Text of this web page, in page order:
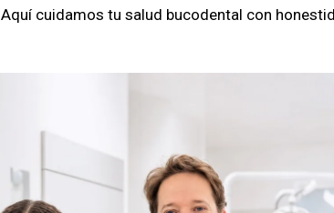
Aquí cuidamos tu salud bucodental con